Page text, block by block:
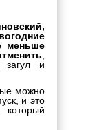
меньше
загул и
можно
и это